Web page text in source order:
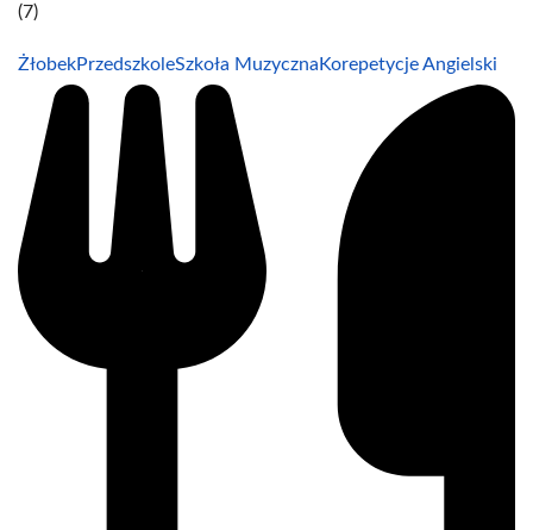
(7)
ŻłobekPrzedszkoleSzkoła Muzyczna Korepetycje Angielski